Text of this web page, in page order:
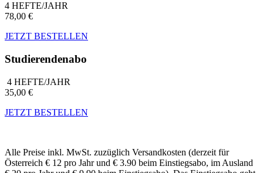
4 HEFTE/JAHR
78,00 €
JETZT BESTELLEN
Studierendenabo
4 HEFTE/JAHR
35,00 €
JETZT BESTELLEN
Alle Preise inkl. MwSt. zuzüglich Versandkosten (derzeit für
Österreich € 12 pro Jahr und € 3.90 beim Einstiegsabo, im Ausland